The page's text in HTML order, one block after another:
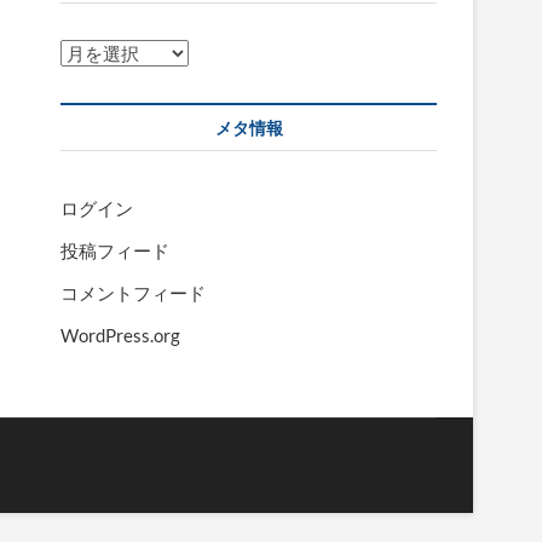
ア
カ
ブ
メタ情報
ログイン
投稿フィード
コメントフィード
WordPress.org